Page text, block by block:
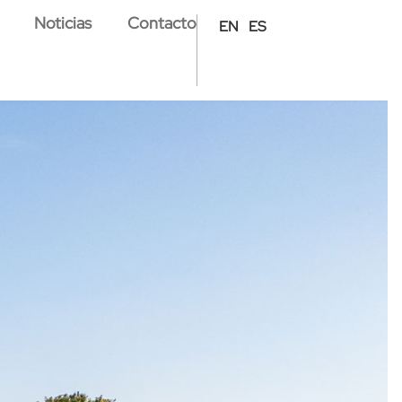
Noticias Contacto EN ES